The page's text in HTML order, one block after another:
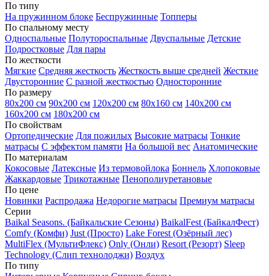
По типу
На пружинном блоке Беспружинные Топперы
По спальному месту
Односпальные Полутороспальные Двуспальные Детские
Подростковые Для пары
По жесткости
Мягкие Средняя жесткость Жесткость выше средней Жесткие
Двусторонние С разной жесткостью Односторонние
По размеру
80х200 см 90х200 см 120х200 см 80х160 см 140х200 см
160х200 см 180х200 см
По свойствам
Ортопедические Для пожилых Высокие матрасы Тонкие
матрасы С эффектом памяти На большой вес Анатомические
По материалам
Кокосовые Латексные Из термовойлока Боннель Хлопоковые
Жаккардовые Трикотажные Пенополиуретановые
По цене
Новинки Распродажа Недорогие матрасы Премиум матрасы
Серии
Baikal Seasons. (Байкальские Сезоны) BaikalFest (БайкалФест)
Comfy (Комфи) Just (Просто) Lake Forest (Озёрный лес)
MultiFlex (МультиФлекс) Only (Онли) Resort (Резорт) Sleep
Technology (Слип технолоджи) Воздух
По типу